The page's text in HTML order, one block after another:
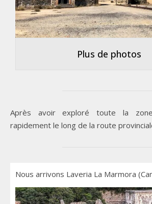
Plus de photos
Après avoir exploré toute la
rapidement le long de la route
Nous arrivons Laveria La Marmora